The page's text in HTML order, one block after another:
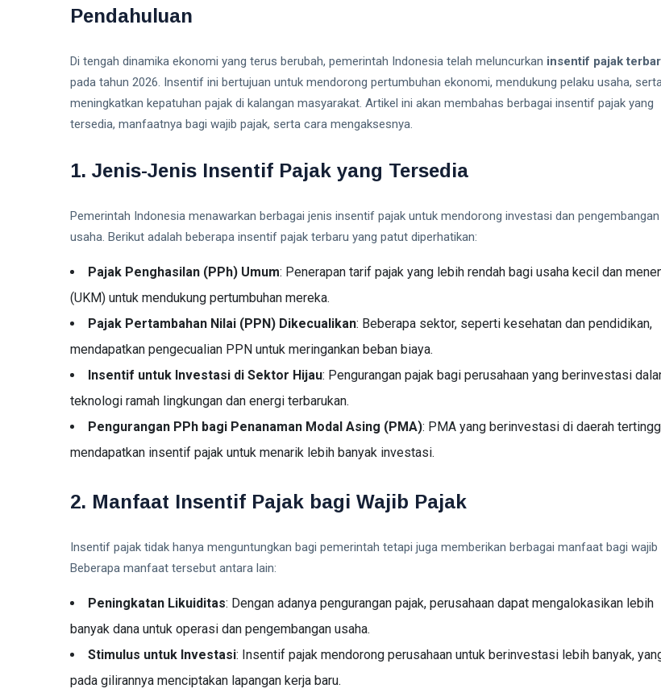
Pendahuluan
Di tengah dinamika ekonomi yang terus berubah, pemerintah Indonesia telah meluncurkan insentif pajak
pada tahun 2026. Insentif ini bertujuan untuk mendorong pertumbuhan ekonomi, mendukung pelaku usaha,
meningkatkan kepatuhan pajak di kalangan masyarakat. Artikel ini akan membahas berbagai insentif pajak yang
tersedia, manfaatnya bagi wajib pajak, serta cara mengaksesnya.
1. Jenis-Jenis Insentif Pajak yang Tersedia
Pemerintah Indonesia menawarkan berbagai jenis insentif pajak untuk mendorong investasi dan pengembangan
usaha. Berikut adalah beberapa insentif pajak terbaru yang patut diperhatikan:
Pajak Penghasilan (PPh) Umum: Penerapan tarif pajak yang lebih rendah bagi usaha kecil dan
(UKM) untuk mendukung pertumbuhan mereka.
Pajak Pertambahan Nilai (PPN) Dikecualikan: Beberapa sektor, seperti kesehatan dan pendidikan,
mendapatkan pengecualian PPN untuk meringankan beban biaya.
Insentif untuk Investasi di Sektor Hijau: Pengurangan pajak bagi perusahaan yang berinvestasi
teknologi ramah lingkungan dan energi terbarukan.
Pengurangan PPh bagi Penanaman Modal Asing (PMA): PMA yang berinvestasi di daerah
mendapatkan insentif pajak untuk menarik lebih banyak investasi.
2. Manfaat Insentif Pajak bagi Wajib Pajak
Insentif pajak tidak hanya menguntungkan bagi pemerintah tetapi juga memberikan berbagai manfaat bagi wajib
Beberapa manfaat tersebut antara lain:
Peningkatan Likuiditas: Dengan adanya pengurangan pajak, perusahaan dapat mengalokasikan lebih
banyak dana untuk operasi dan pengembangan usaha.
Stimulus untuk Investasi: Insentif pajak mendorong perusahaan untuk berinvestasi lebih banyak,
pada gilirannya menciptakan lapangan kerja baru.